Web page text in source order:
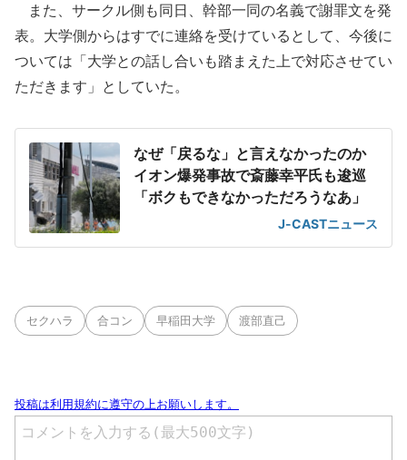
また、サークル側も同日、幹部一同の名義で謝罪文を発
表。大学側からはすでに連絡を受けているとして、今後に
ついては「大学との話し合いも踏まえた上で対応させてい
ただきます」としていた。
なぜ「戻るな」と言えなかったのか
イオン爆発事故で斎藤幸平氏も逡巡
「ボクもできなかっただろうなあ」
J-CASTニュース
セクハラ 合コン 早稲田大学 渡部直己